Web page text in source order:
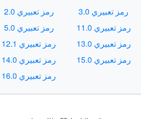
رمز تعبيري 2.0
رمز تعبيري 3.0
رمز تعبيري 5.0
رمز تعبيري 11.0
رمز تعبيري 12.1
رمز تعبيري 13.0
رمز تعبيري 14.0
رمز تعبيري 15.0
رمز تعبيري 16.0